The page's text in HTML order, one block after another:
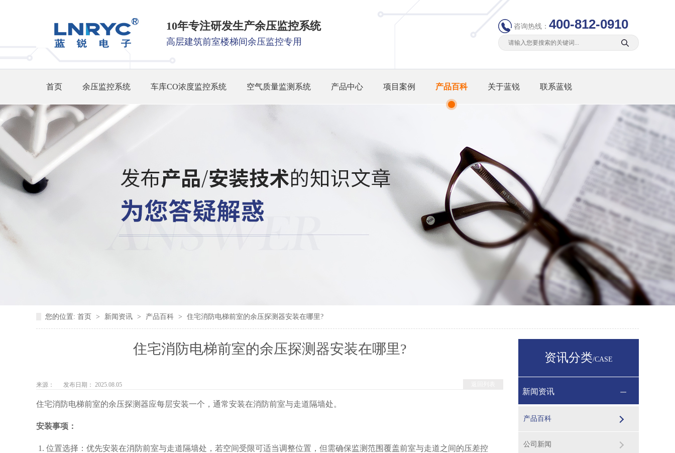
10年专注研发生产余压监控系统
高层建筑前室楼梯间余压监控专用
咨询热线： 400-812-0910
首页 余压监控系统 车库CO浓度监控系统 空气质量监测系统 产品中心 项目案例 产品百科 关于蓝锐 联系蓝锐
您的位置: 首页 > 新闻资讯 > 产品百科 > 住宅消防电梯前室的余压探测器安装在哪里?
住宅消防电梯前室的余压探测器安装在哪里?
来源： 发布日期： 2025.08.05
住宅消防电梯前室的余压探测器应‌每层安装一个‌，通常安装在消防前室与走道隔墙处。 ‌
安装事项：
‌ 1. 位置选择‌：优先安装在消防前室与走道隔墙处，若空间受限可适当调整位置，但需确保监测范围覆盖前室与走道之间的压差控
资讯分类/CASE
新闻资讯
产品百科
公司新闻